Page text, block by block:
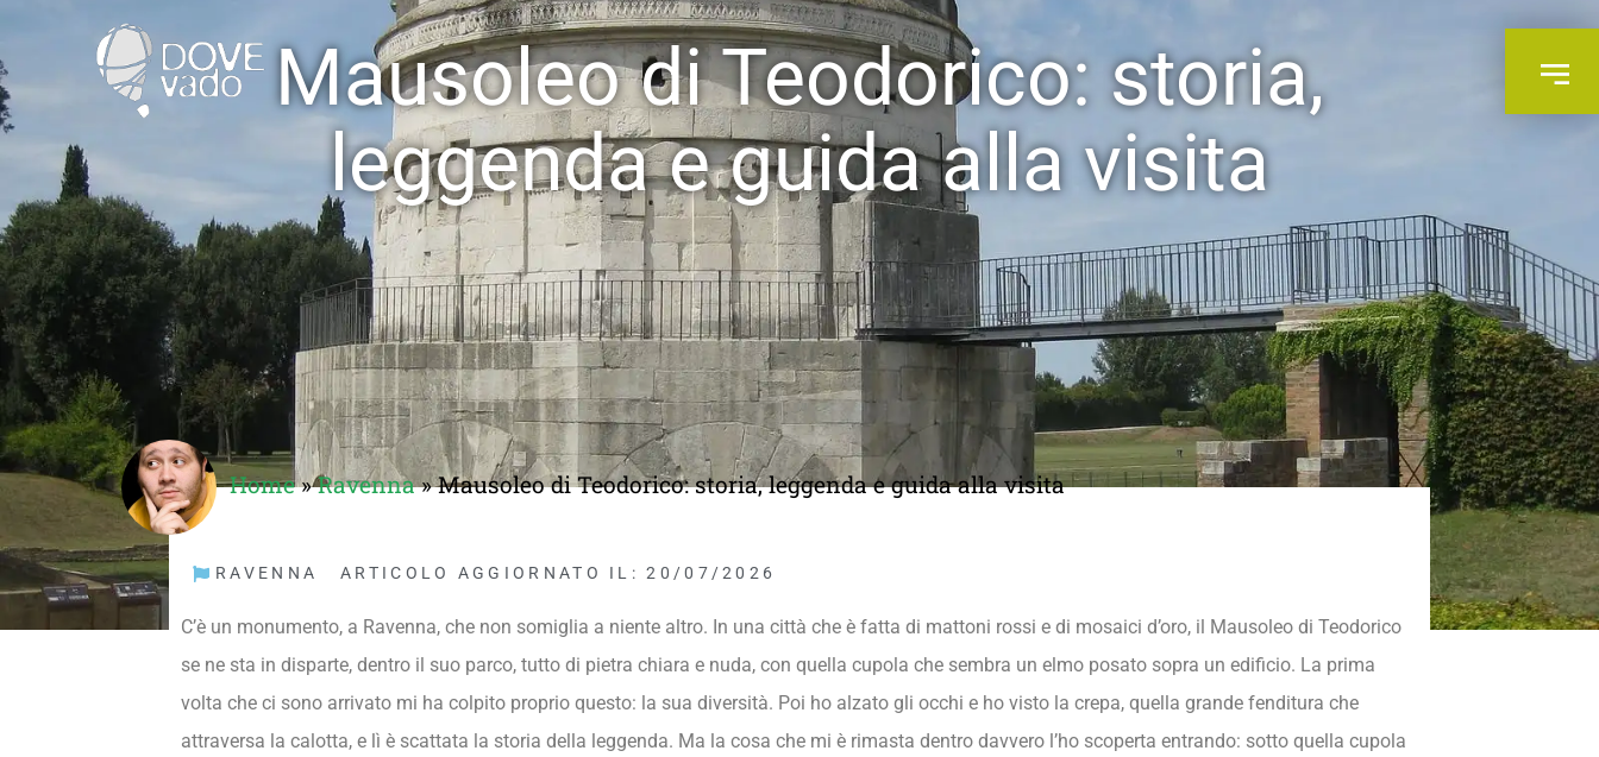
Mausoleo di Teodorico: storia,
leggenda e guida alla visita
Home»Ravenna»Mausoleo di Teodorico: storia, leggenda e guida alla visita
RAVENNA ARTICOLO AGGIORNATO IL: 20/07/2026
C’è un monumento, a Ravenna, che non somiglia a niente altro. In una città che è fatta di mattoni rossi e di mosaici d’oro, il Mausoleo di Teodorico
se ne sta in disparte, dentro il suo parco, tutto di pietra chiara e nuda, con quella cupola che sembra un elmo posato sopra un edificio. La prima
volta che ci sono arrivato mi ha colpito proprio questo: la sua diversità. Poi ho alzato gli occhi e ho visto la crepa, quella grande fenditura che
attraversa la calotta, e lì è scattata la storia della leggenda. Ma la cosa che mi è rimasta dentro davvero l’ho scoperta entrando: sotto quella cupola